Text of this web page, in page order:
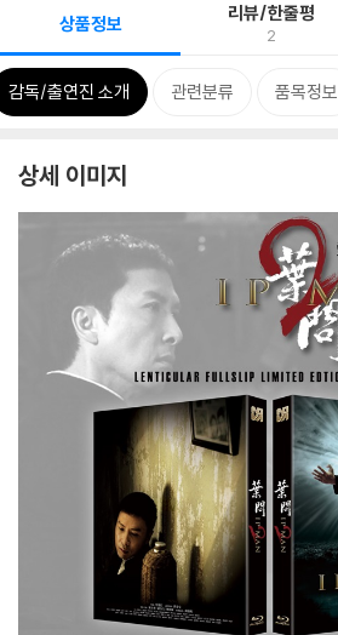
상품정보 리뷰/한줄평
2
감독/출연진 소개 관련분류 품목정보
상세 이미지